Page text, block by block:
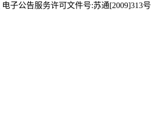
电子公告服务许可文件号:苏通[2009]313号